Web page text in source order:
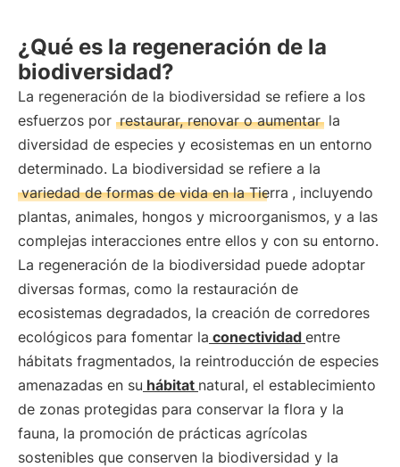
¿Qué es la regeneración de la
biodiversidad?
La regeneración de la biodiversidad se refiere a los
esfuerzos por restaurar, renovar o aumentar la
diversidad de especies y ecosistemas en un entorno
determinado. La biodiversidad se refiere a la
variedad de formas de vida en la Tierra , incluyendo
plantas, animales, hongos y microorganismos, y a las
complejas interacciones entre ellos y con su entorno.
La regeneración de la biodiversidad puede adoptar
diversas formas, como la restauración de
ecosistemas degradados, la creación de corredores
ecológicos para fomentar la conectividad entre
hábitats fragmentados, la reintroducción de especies
amenazadas en su hábitat natural, el establecimiento
de zonas protegidas para conservar la flora y la
fauna, la promoción de prácticas agrícolas
sostenibles que conserven la biodiversidad y la